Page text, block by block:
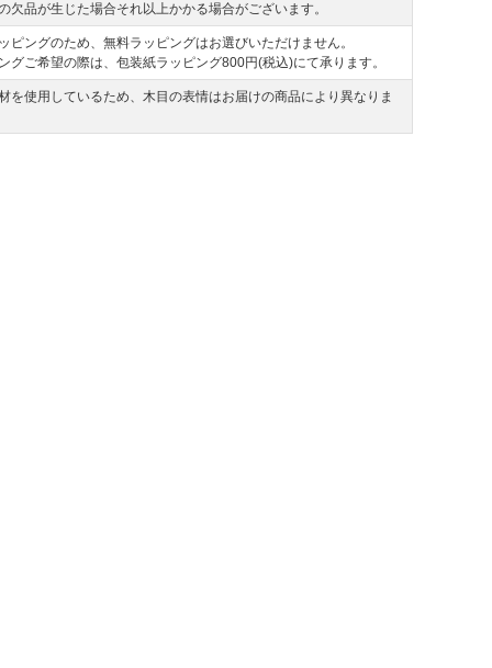
欠品が生じた場合それ以上かかる場合がございます。
ピングのため、無料ラッピングはお選びいただけません。
グご希望の際は、包装紙ラッピング800円(税込)にて承ります。
を使用しているため、木目の表情はお届けの商品により異なりま